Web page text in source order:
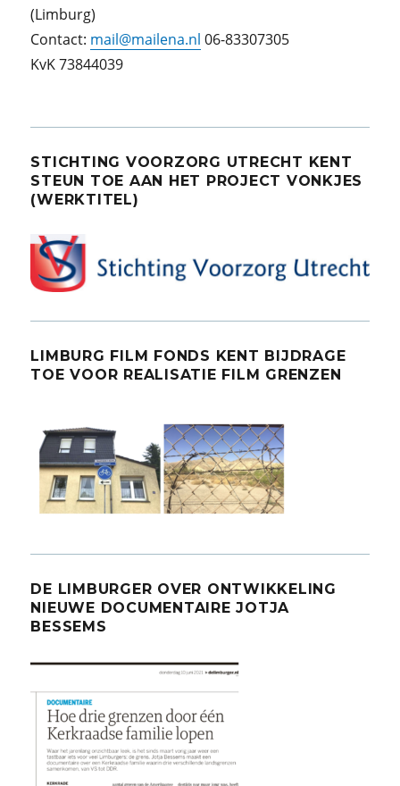
(Limburg)
Contact: mail@mailena.nl 06-83307305
KvK 73844039
STICHTING VOORZORG UTRECHT KENT
STEUN TOE AAN HET PROJECT VONKJES
(WERKTITEL)
LIMBURG FILM FONDS KENT BIJDRAGE
TOE VOOR REALISATIE FILM GRENZEN
DE LIMBURGER OVER ONTWIKKELING
NIEUWE DOCUMENTAIRE JOTJA
BESSEMS